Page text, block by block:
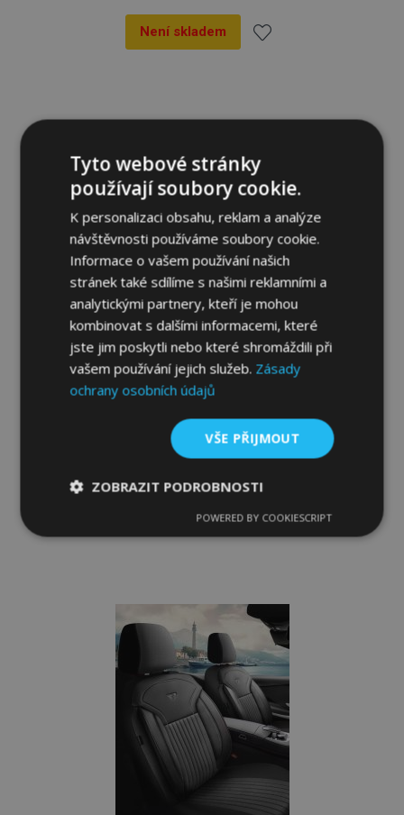
Není skladem
kompatibilní s MERCEDES - BENZ CLC
Není skladem
oblíbeným
Tyto webové stránky
používají soubory cookie.
K personalizaci obsahu, reklam a analýze
návštěvnosti používáme soubory cookie.
Informace o vašem používání našich
stránek také sdílíme s našimi reklamními a
analytickými partnery, kteří je mohou
kombinovat s dalšími informacemi, které
jste jim poskytli nebo které shromáždili při
vašem používání jejich služeb. Zásady
ochrany osobních údajů
VŠE PŘIJMOUT
ZOBRAZIT PODROBNOSTI
nutné
Výkonové
soubory
Soubory
cílení
Funkční soubory
Nezbytně nutné soubory
Výkonové soubory
Funkční soubory
Nezbytně nutné soubory cookie umožňují základní
POWERED BY COOKIESCRIPT